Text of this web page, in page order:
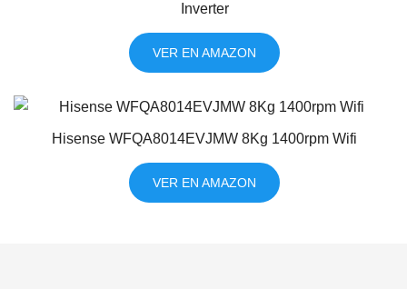
Inverter
VER EN AMAZON
Hisense WFQA8014EVJMW 8Kg 1400rpm Wifi
VER EN AMAZON